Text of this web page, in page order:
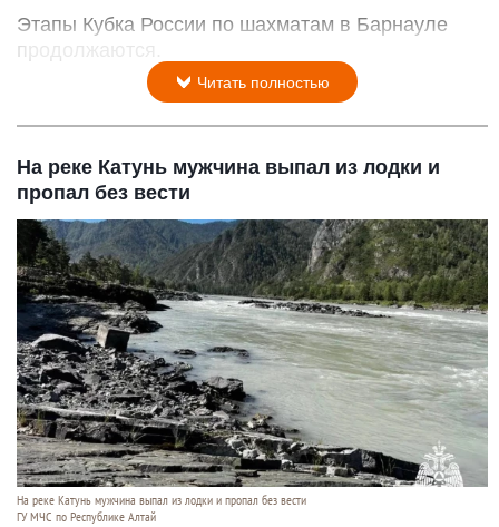
Этапы Кубка России по шахматам в Барнауле
продолжаются.
Читать полностью
На реке Катунь мужчина выпал из лодки и
пропал без вести
На реке Катунь мужчина выпал из лодки и пропал без вести
ГУ МЧС по Республике Алтай